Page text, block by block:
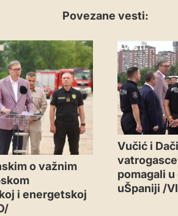
Povezane vesti:
o važnim
i energetskoj
VESTI
Vučić i
pomagali
uŠpaniji /